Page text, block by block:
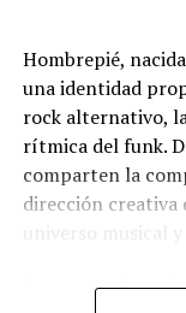
Viernes 7 a las
Espectáculo de
más, en el que la
baladas,
artistas de
flamencos de
Hombrepié,
una identidad
rock alternativo,
rítmica del funk.
comparten la
dirección
universo musical
Lo que pasaba